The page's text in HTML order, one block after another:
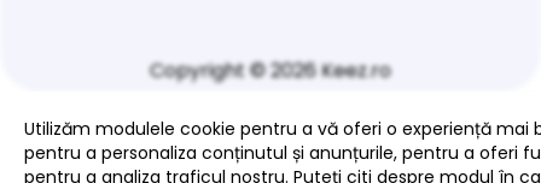
Copyright © 2026 Keez.ro